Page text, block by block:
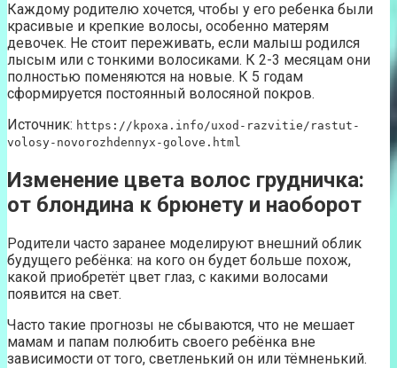
Каждому родителю хочется, чтобы у его ребенка были
красивые и крепкие волосы, особенно матерям
девочек. Не стоит переживать, если малыш родился
лысым или с тонкими волосиками. К 2-3 месяцам они
полностью поменяются на новые. К 5 годам
сформируется постоянный волосяной покров.
Источник: https://kpoxa.info/uxod-razvitie/rastut-
volosy-novorozhdennyx-golove.html
Изменение цвета волос грудничка:
от блондина к брюнету и наоборот
Родители часто заранее моделируют внешний облик
будущего ребёнка: на кого он будет больше похож,
какой приобретёт цвет глаз, с какими волосами
появится на свет.
Часто такие прогнозы не сбываются, что не мешает
мамам и папам полюбить своего ребёнка вне
зависимости от того, светленький он или тёмненький.